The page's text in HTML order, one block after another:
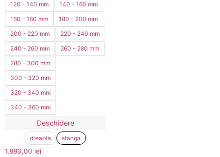
120 - 140 mm
140 - 160 mm
160 - 180 mm
180 - 200 mm
200 - 220 mm
220 - 240 mm
240 - 260 mm
260 - 280 mm
280 - 300 mm
300 - 320 mm
320 - 340 mm
340 - 360 mm
Deschidere
dreapta stanga
1.886,00 lei